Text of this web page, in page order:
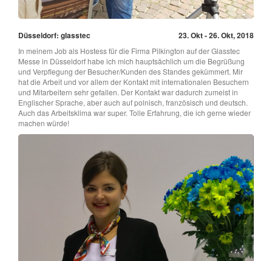
Düsseldorf: glasstec 23. Okt - 26. Okt, 2018
In meinem Job als Hostess für die Firma Pilkington auf der Glasstec
Messe in Düsseldorf habe ich mich hauptsächlich um die Begrüßung
und Verpflegung der Besucher/Kunden des Standes gekümmert. Mir
hat die Arbeit und vor allem der Kontakt mit internationalen Besuchern
und Mitarbeitern sehr gefallen. Der Kontakt war dadurch zumeist in
Englischer Sprache, aber auch auf polnisch, französisch und deutsch.
Auch das Arbeitsklima war super. Tolle Erfahrung, die ich gerne wieder
machen würde!